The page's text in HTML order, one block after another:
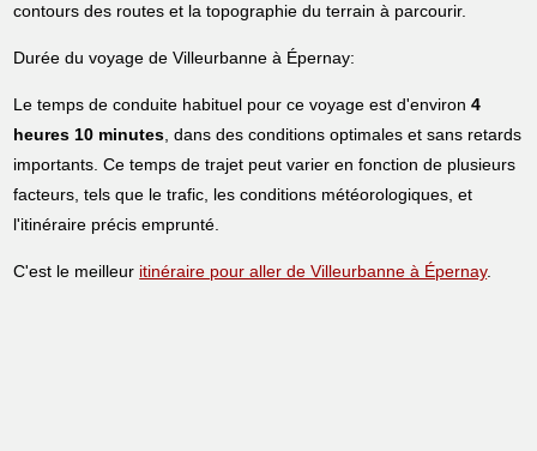
contours des routes et la topographie du terrain à parcourir.
Durée du voyage de Villeurbanne à Épernay:
Le temps de conduite habituel pour ce voyage est d'environ4
heures 10 minutes, dans des conditions optimales et sans retards
importants. Ce temps de trajet peut varier en fonction de plusieurs
facteurs, tels que le trafic, les conditions météorologiques, et
l'itinéraire précis emprunté.
C'est le meilleur itinéraire pour aller de Villeurbanne à Épernay.